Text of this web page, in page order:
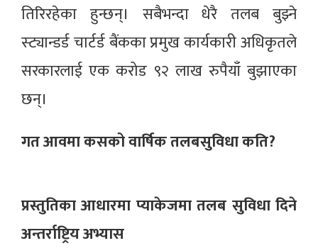
तिरिरहेका हुन्छन्। सबैभन्दा धेरै तलब बुझ्ने
स्ट्यान्डर्ड चार्टर्ड बैंकका प्रमुख कार्यकारी अधिकृतले
सरकारलाई एक करोड ९२ लाख रुपैयाँ बुझाएका
छन्।
गत आवमा कसको वार्षिक तलबसुविधा कति?
प्रस्तुतिका आधारमा प्याकेजमा तलब सुविधा दिने
अन्तर्राष्ट्रिय अभ्यास